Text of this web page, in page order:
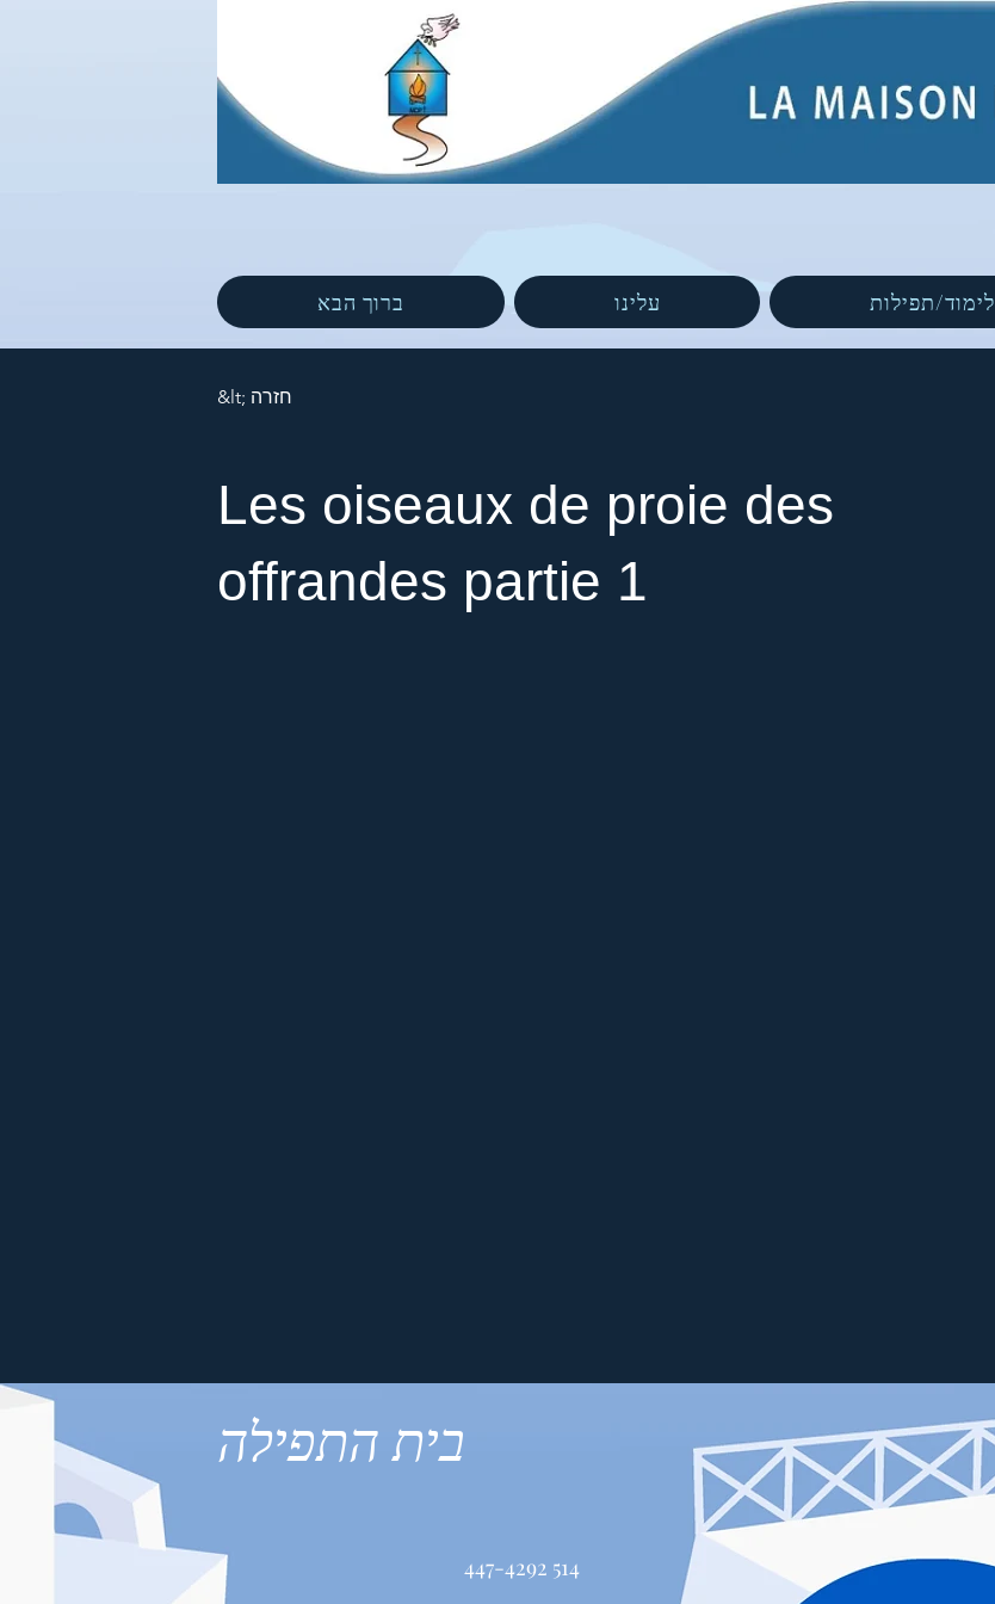
ברוך הבא עלינו לימוד/תפילות
&lt; חזרה
Les oiseaux de proie des
offrandes partie 1
בית התפילה
514 447-4292